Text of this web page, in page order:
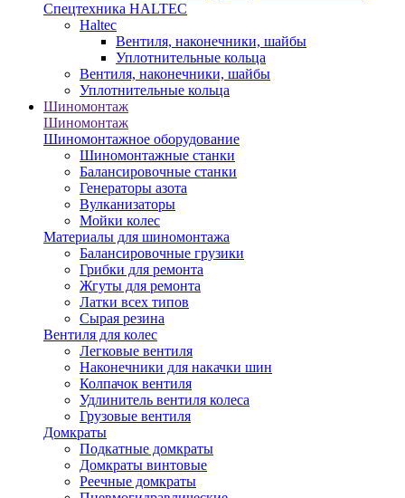
Спецтехника HALTEC
Haltec
Вентиля, наконечники, шайбы
Уплотнительные кольца
Вентиля, наконечники, шайбы
Уплотнительные кольца
Шиномонтаж
Шиномонтаж
Шиномонтажное оборудование
Шиномонтажные станки
Балансировочные станки
Генераторы азота
Вулканизаторы
Мойки колес
Материалы для шиномонтажа
Балансировочные грузики
Грибки для ремонта
Жгуты для ремонта
Латки всех типов
Сырая резина
Вентиля для колес
Легковые вентиля
Наконечники для накачки шин
Колпачок вентиля
Удлинитель вентиля колеса
Грузовые вентиля
Домкраты
Подкатные домкраты
Домкраты винтовые
Реечные домкраты